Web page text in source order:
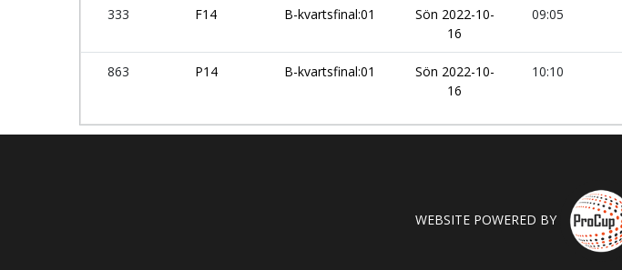
333 F14 B-kvartsfinal:01
Sön 2022-10-
16
09:05
863 P14 B-kvartsfinal:01
Sön 2022-10-
16
10:10
WEBSITE POWERED BY